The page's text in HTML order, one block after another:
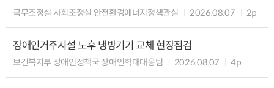
국무조정실 사회조정실 안전환경에너지정책관실 2026.08.07 2p
장애인거주시설 노후 냉방기기 교체 현장점검
보건복지부 장애인정책국 장애인학대대응팀 2026.08.07 4p